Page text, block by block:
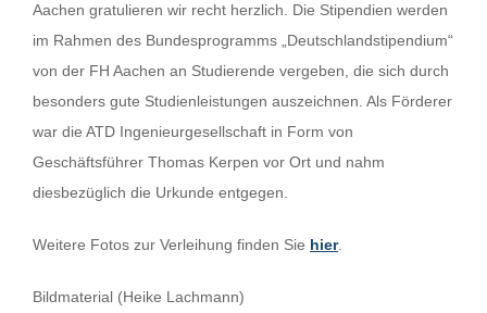
Aachen gratulieren wir recht herzlich. Die Stipendien werden
im Rahmen des Bundesprogramms „Deutschlandstipendium“
von der FH Aachen an Studierende vergeben, die sich durch
besonders gute Studienleistungen auszeichnen. Als Förderer
war die ATD Ingenieurgesellschaft in Form von
Geschäftsführer Thomas Kerpen vor Ort und nahm
diesbezüglich die Urkunde entgegen.
Weitere Fotos zur Verleihung finden Sie hier.
Bildmaterial (Heike Lachmann)